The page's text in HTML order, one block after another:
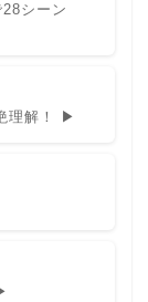
シーン
理解！ ▶